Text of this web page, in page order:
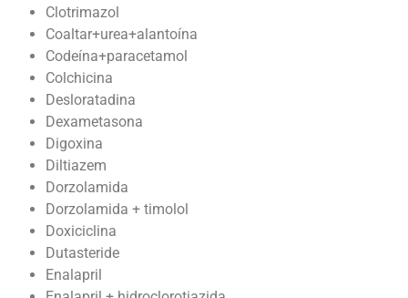
Clotrimazol
Coaltar+urea+alantoína
Codeína+paracetamol
Colchicina
Desloratadina
Dexametasona
Digoxina
Diltiazem
Dorzolamida
Dorzolamida + timolol
Doxiciclina
Dutasteride
Enalapril